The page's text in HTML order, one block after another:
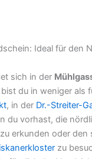
Ideal für den
sich in der
du in weniger als
, in der Dr.-Streiter-
du vorhast, die
zu erkunden oder den
zu